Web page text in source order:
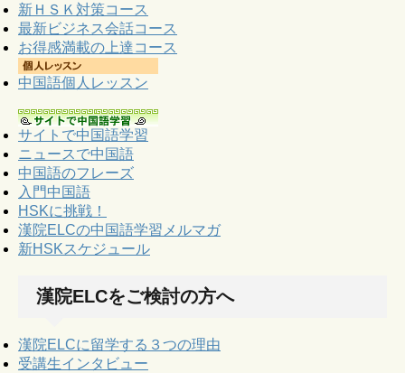
新ＨＳＫ対策コース
最新ビジネス会話コース
お得感満載の上達コース
中国語個人レッスン
サイトで中国語学習
ニュースで中国語
中国語のフレーズ
入門中国語
HSKに挑戦！
漢院ELCの中国語学習メルマガ
新HSKスケジュール
漢院ELCをご検討の方へ
漢院ELCに留学する３つの理由
受講生インタビュー